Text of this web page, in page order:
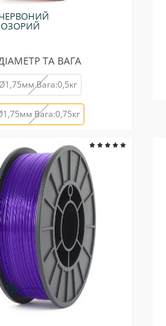
ЧЕРВОНИЙ
ТА ВАГА
Вага:0,5кг
Вага:0,75кг